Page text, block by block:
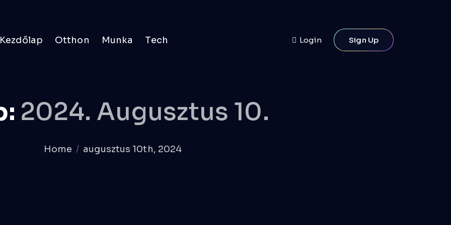
Kezdőlap Otthon Munka Tech Login Sign Up
2024. Augusztus 10.
Home augusztus 10th, 2024